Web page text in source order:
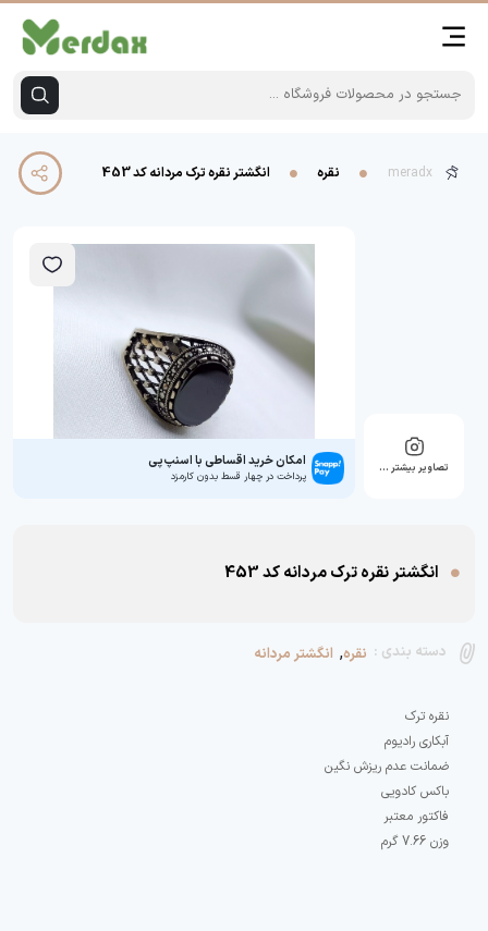
meradx نقره انگشتر نقره ترک مردانه کد 453
تصاویر بیشتر … امکان خرید اقساطی با اسنپ‌پی
پرداخت در چهار قسط بدون کارمزد
انگشتر نقره ترک مردانه کد 453
دسته بندی : نقره, انگشتر مردانه